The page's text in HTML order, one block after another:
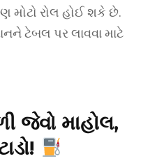
રોલ હોઈ શકે છે.
ટેબલ પર લાવવા માટે
જેવો માહોલ,